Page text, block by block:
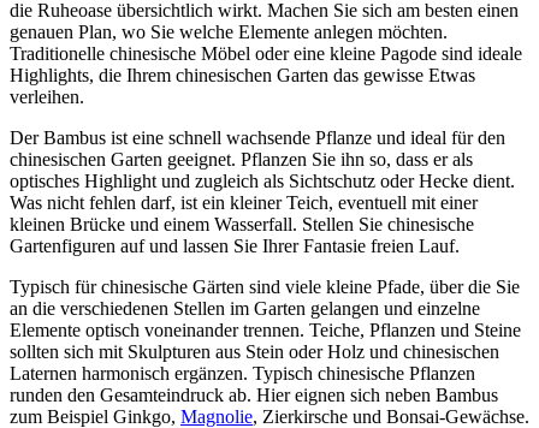
die Ruheoase übersichtlich wirkt. Machen Sie sich am besten einen
genauen Plan, wo Sie welche Elemente anlegen möchten.
Traditionelle chinesische Möbel oder eine kleine Pagode sind ideale
Highlights, die Ihrem chinesischen Garten das gewisse Etwas
verleihen.
Der Bambus ist eine schnell wachsende Pflanze und ideal für den
chinesischen Garten geeignet. Pflanzen Sie ihn so, dass er als
optisches Highlight und zugleich als Sichtschutz oder Hecke dient.
Was nicht fehlen darf, ist ein kleiner Teich, eventuell mit einer
kleinen Brücke und einem Wasserfall. Stellen Sie chinesische
Gartenfiguren auf und lassen Sie Ihrer Fantasie freien Lauf.
Typisch für chinesische Gärten sind viele kleine Pfade, über die Sie
an die verschiedenen Stellen im Garten gelangen und einzelne
Elemente optisch voneinander trennen. Teiche, Pflanzen und Steine
sollten sich mit Skulpturen aus Stein oder Holz und chinesischen
Laternen harmonisch ergänzen. Typisch chinesische Pflanzen
runden den Gesamteindruck ab. Hier eignen sich neben Bambus
zum Beispiel Ginkgo, Magnolie, Zierkirsche und Bonsai-Gewächse.